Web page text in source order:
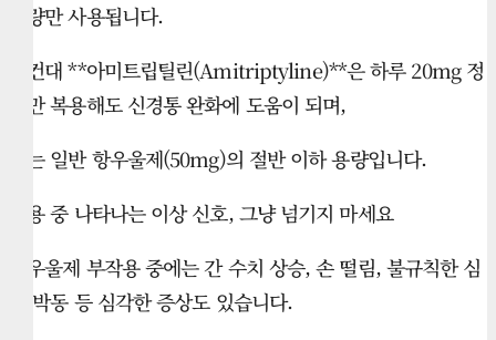
용량만 사용됩니다.
예컨대 **아미트립틸린(Amitriptyline)**은 하루 20mg 정
도만 복용해도 신경통 완화에 도움이 되며,
이는 일반 항우울제(50mg)의 절반 이하 용량입니다.
복용 중 나타나는 이상 신호, 그냥 넘기지 마세요
항우울제 부작용 중에는 간 수치 상승, 손 떨림, 불규칙한 심
장 박동 등 심각한 증상도 있습니다.